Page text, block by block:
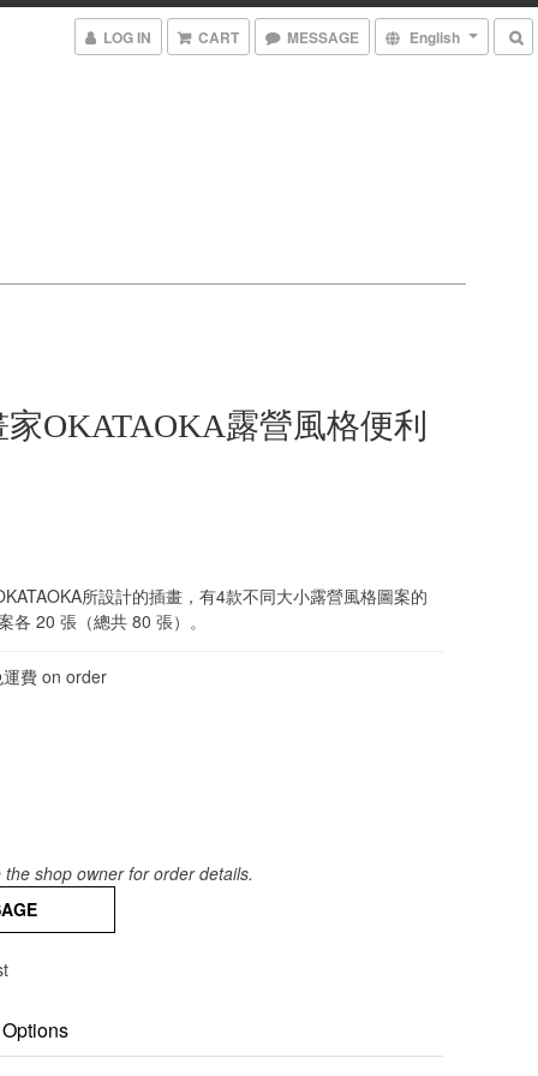
LOG IN CART MESSAGE English
OKATAOKA露營風格便利
所設計的插畫，有4款不同大小露營風格圖案的
各 20 張（總共 80 張）。
費 on order
shop owner for order details.